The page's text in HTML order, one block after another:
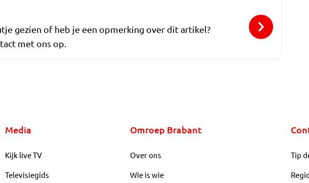
gezien of heb je een opmerking over dit artikel?
met ons op.
Media
Kijk live TV
Televisiegids
Omroep Brabant
Over ons
Wie is wie
Tip